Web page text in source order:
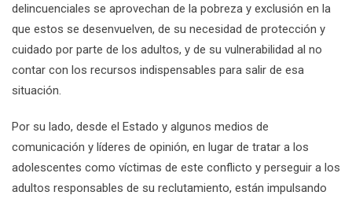
delincuenciales se aprovechan de la pobreza y exclusión en la
que estos se desenvuelven, de su necesidad de protección y
cuidado por parte de los adultos, y de su vulnerabilidad al no
contar con los recursos indispensables para salir de esa
situación.
Por su lado, desde el Estado y algunos medios de
comunicación y líderes de opinión, en lugar de tratar a los
adolescentes como víctimas de este conflicto y perseguir a los
adultos responsables de su reclutamiento, están impulsando